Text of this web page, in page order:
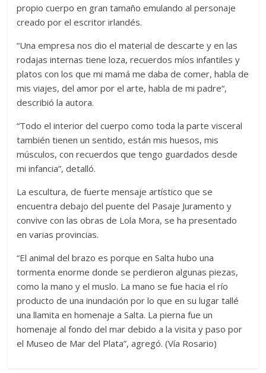
propio cuerpo en gran tamaño emulando al personaje
creado por el escritor irlandés.
“Una empresa nos dio el material de descarte y en las
rodajas internas tiene loza, recuerdos míos infantiles y
platos con los que mi mamá me daba de comer, habla de
mis viajes, del amor por el arte, habla de mi padre“,
describió la autora.
“Todo el interior del cuerpo como toda la parte visceral
también tienen un sentido, están mis huesos, mis
músculos, con recuerdos que tengo guardados desde
mi infancia”, detalló.
La escultura, de fuerte mensaje artístico que se
encuentra debajo del puente del Pasaje Juramento y
convive con las obras de Lola Mora, se ha presentado
en varias provincias.
“El animal del brazo es porque en Salta hubo una
tormenta enorme donde se perdieron algunas piezas,
como la mano y el muslo. La mano se fue hacia el río
producto de una inundación por lo que en su lugar tallé
una llamita en homenaje a Salta. La pierna fue un
homenaje al fondo del mar debido a la visita y paso por
el Museo de Mar del Plata”, agregó. (Vía Rosario)